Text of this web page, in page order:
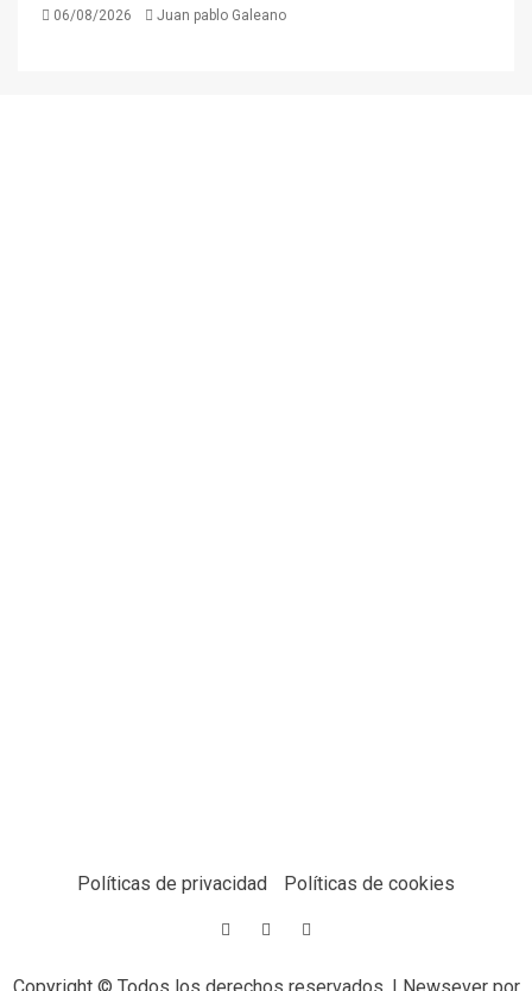
06/08/2026 Juan pablo Galeano
Políticas de privacidad Políticas de cookies